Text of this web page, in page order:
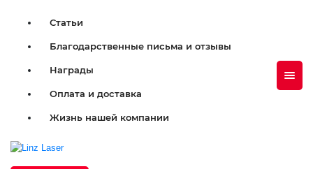
Статьи
Благодарственные письма и отзывы
Награды
Оплата и доставка
Жизнь нашей компании